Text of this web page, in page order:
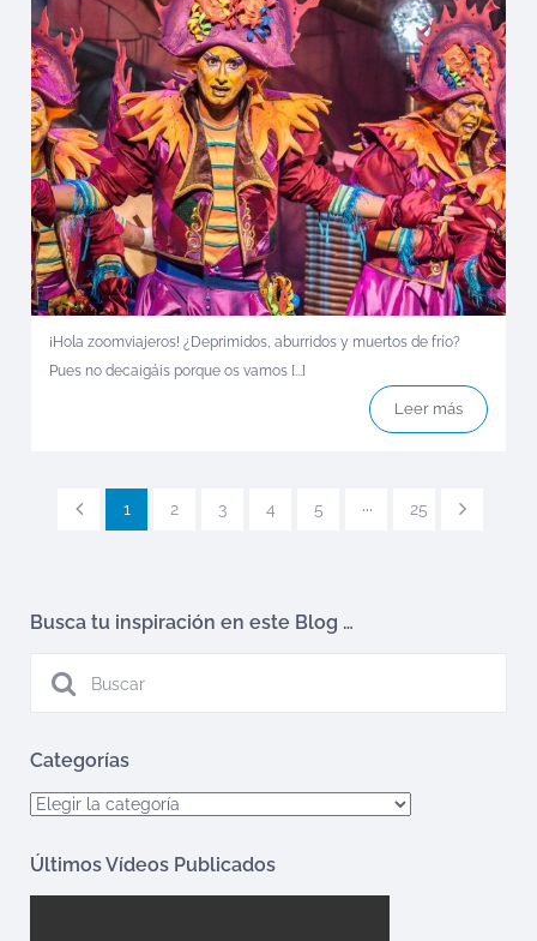
¡Hola zoomviajeros! ¿Deprimidos, aburridos y muertos de frío?
Pues no decaigáis porque os vamos [...]
Leer más
1 2 3 4 5 ··· 25
Busca tu inspiración en este Blog …
Categorías
Categorías
Últimos Vídeos Publicados